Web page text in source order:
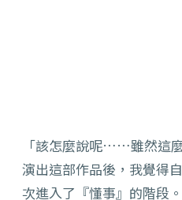
「該怎麼說呢……雖然這
演出這部作品後，我覺得
次進入了『懂事』的階段。